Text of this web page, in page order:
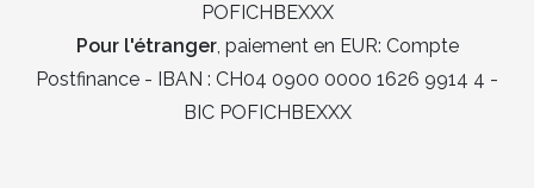
POFICHBEXXX
Pour l'étranger, paiement en EUR: Compte
Postfinance - IBAN : CH04 0900 0000 1626 9914 4 -
BIC POFICHBEXXX